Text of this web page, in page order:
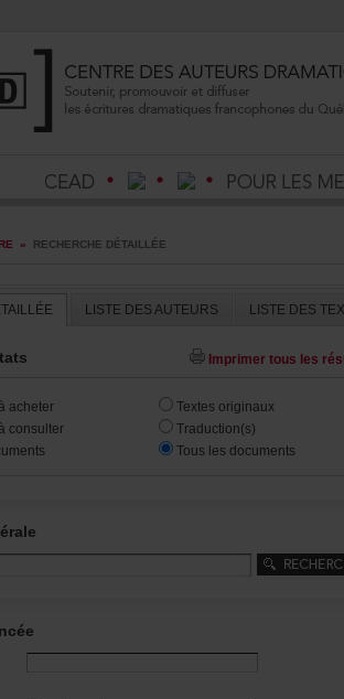
» RECHERCHEDÉTAILLÉE
LISTEDESAUTEURS
Textesoriginaux
Traduction(s)
Touslesdocuments